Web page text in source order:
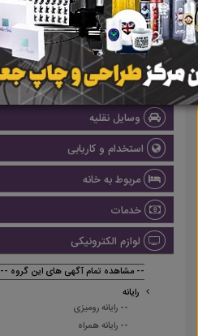
املاک
صنعتی
پزشکی و سلامت
وسایل نقلیه
استخدام و کاریابی
مربوط به خانه
خدمات
لوازم الکترونیکی
-- مشاهده تمام آگهی های این گروه --
رایانه
-- رایانه رومیزی
-- رایانه همراه